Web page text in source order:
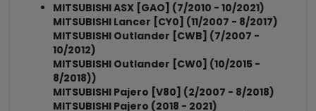
MITSUBISHI ASX [GAO] (7/2010 - 10/2021)
MITSUBISHI Lancer [CY0] (11/2007 - 8/2017)
MITSUBISHI Outlander [CWB] (7/2007 -
10/2012)
MITSUBISHI Outlander [CW0] (10/2015 -
8/2018))
MITSUBISHI Pajero [V80] (2/2007 - 8/2018)
MITSUBISHI Pajero (2018 - 2021)